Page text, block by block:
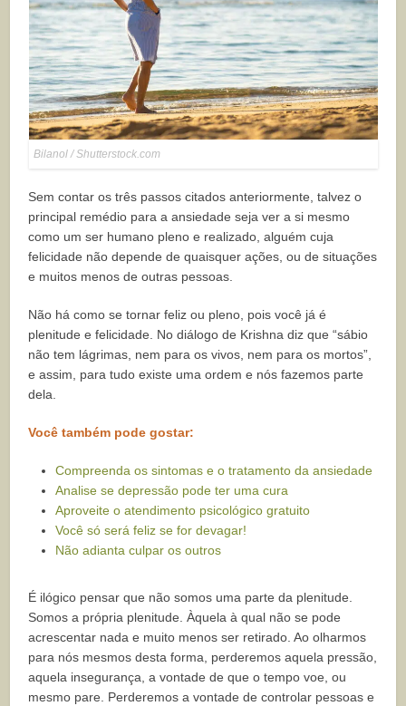
Bilanol / Shutterstock.com
Sem contar os três passos citados anteriormente, talvez o
principal remédio para a ansiedade seja ver a si mesmo
como um ser humano pleno e realizado, alguém cuja
felicidade não depende de quaisquer ações, ou de situações
e muitos menos de outras pessoas.
Não há como se tornar feliz ou pleno, pois você já é
plenitude e felicidade. No diálogo de Krishna diz que “sábio
não tem lágrimas, nem para os vivos, nem para os mortos”,
e assim, para tudo existe uma ordem e nós fazemos parte
dela.
Você também pode gostar:
Compreenda os sintomas e o tratamento da ansiedade
Analise se depressão pode ter uma cura
Aproveite o atendimento psicológico gratuito
Você só será feliz se for devagar!
Não adianta culpar os outros
É ilógico pensar que não somos uma parte da plenitude.
Somos a própria plenitude. Àquela à qual não se pode
acrescentar nada e muito menos ser retirado. Ao olharmos
para nós mesmos desta forma, perderemos aquela pressão,
aquela insegurança, a vontade de que o tempo voe, ou
mesmo pare. Perderemos a vontade de controlar pessoas e